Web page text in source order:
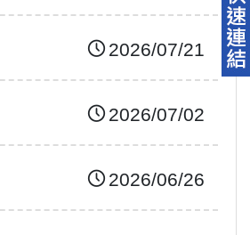
探討臺灣醫療體系因應氣候
2026/07/21
2026/07/02
2026/06/26